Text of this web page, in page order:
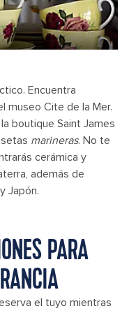
Encuentra
museo Cite de la Mer.
boutique Saint James
marineras. No te
cerámica y
además de
Japón.
PARA
el tuyo mientras